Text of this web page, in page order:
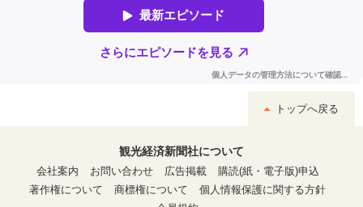
トップへ戻る
観光経済新聞社について
会社案内
お問い合わせ 広告掲載
購読(紙・電子版)申込
著作権について
商標権について
個人情報保護に関する方針